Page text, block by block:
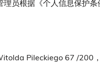
员根据《个人信息保护
Pileckiego 67 /200